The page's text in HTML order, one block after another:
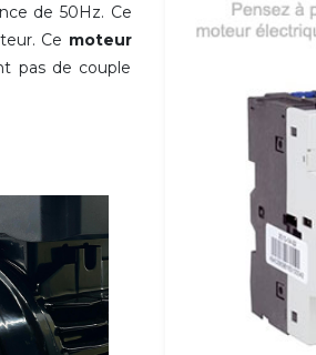
de 50Hz. Ce
Ce moteur
pas de couple